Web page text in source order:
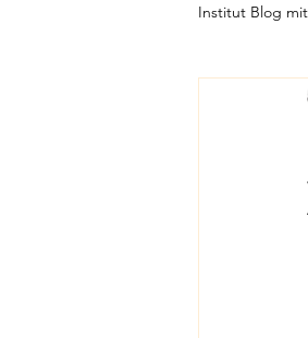
Institut Blog